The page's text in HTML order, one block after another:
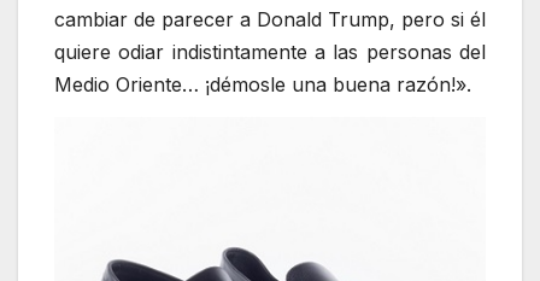
cambiar de parecer a Donald Trump, pero si él
quiere odiar indistintamente a las personas del
Medio Oriente… ¡démosle una buena razón!».